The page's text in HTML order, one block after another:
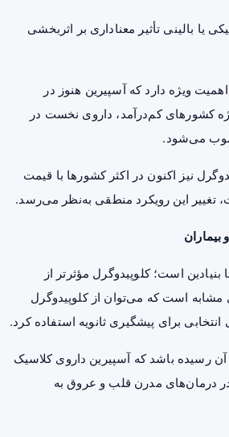
یا بالینی تأثیر معناداری بر اثربخشی
ویژه دارد که آسپیرین هنوز در
کشورهای کم‌درآمد، داروی نخست در
می‌شود.
نیز اکنون در اکثر کشورها با قیمت
این رویکرد منطقی به‌نظر می‌رسد.
بیماران
بنیادین است؛ کلوپیدوگرل مؤثرتر از
است که می‌توان از کلوپیدوگرل
برای پیشگیری ثانویه استفاده کرد.
آن رسیده باشد که آسپیرین داروی کلاسیک
درمان‌های مدرن قلب و عروق به